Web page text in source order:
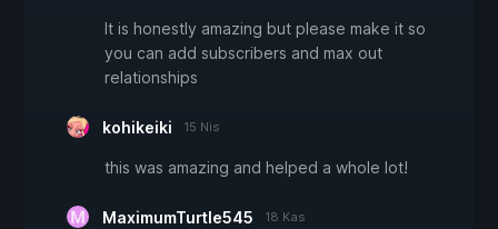
It is honestly amazing but please make it so
you can add subscribers and max out
relationships
kohikeiki 15 Nis
this was amazing and helped a whole lot!
MaximumTurtle545 18 Kas